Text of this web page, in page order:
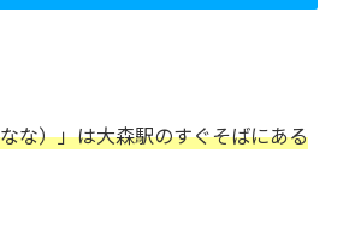
な）」は大森駅のすぐそばにある